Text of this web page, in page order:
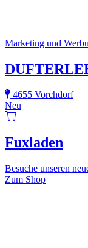
Marketing und
4655 Vorchdorf
Neu
Fuxladen
Besuche unseren
Zum Shop